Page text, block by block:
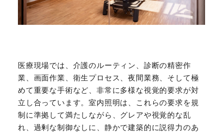
医療現場では、介護のルーティン、診断の精密作
業、画面作業、衛生プロセス、夜間業務、そして極
めて重要な手術など、非常に多様な視覚的要求が対
立し合っています。室内照明は、これらの要求を規
制に準拠して満たしながら、グレアや視覚的な乱
れ、過剰な制御なしに、静かで建築的に説得力のあ